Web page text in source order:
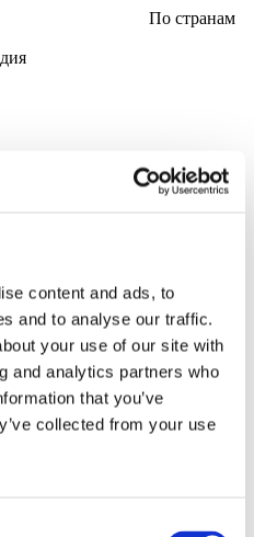
content and ads, to
and to analyse our traffic.
your use of our site with
and analytics partners who
that you’ve
collected from your use
По странам